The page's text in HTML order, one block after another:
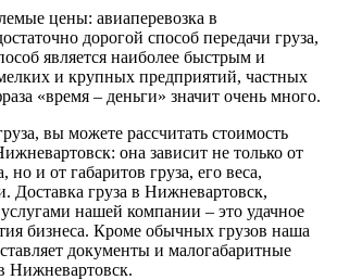
цены: авиаперевозка в
дорогой способ передачи груза,
является наиболее быстрым и
и крупных предприятий, частных
«время – деньги» значит очень много.
вы можете рассчитать стоимость
она зависит не только от
но и от габаритов груза, его веса,
Доставка груза в Нижневартовск,
нашей компании – это удачное
бизнеса. Кроме обычных грузов наша
документы и малогабаритные
Нижневартовск.